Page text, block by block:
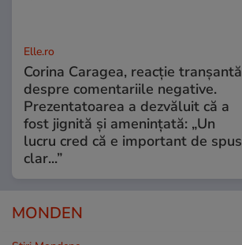
Elle.ro
Corina Caragea, reacție tranșantă
despre comentariile negative.
Prezentatoarea a dezvăluit că a
fost jignită și amenințată: „Un
lucru cred că e important de spus
clar...”
MONDEN